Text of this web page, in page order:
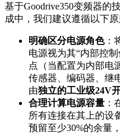
基于Goodrive350变频器的
成中，我们建议遵循以下原
明确区分电源角色：
电源视为其“内部控
点（当配置为内部电
传感器、编码器、继
由独立的工业级24V
合理计算电源容量 ：
所有连接在其上的设
预留至少30%的余量